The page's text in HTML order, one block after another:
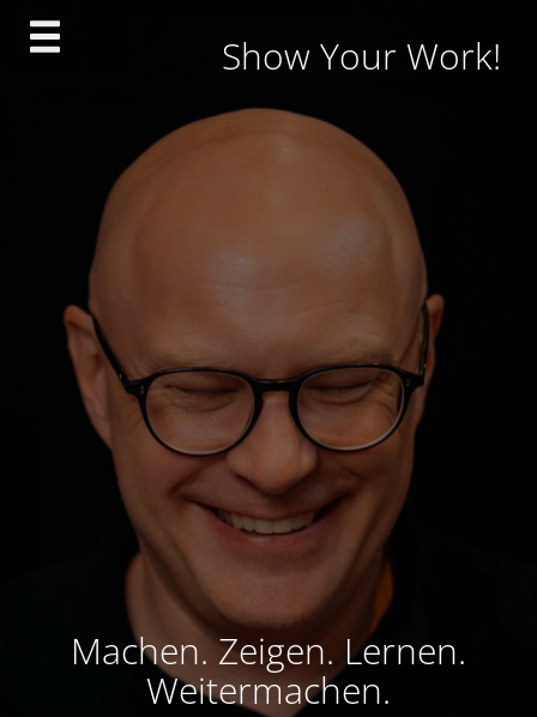
Skip
Show Your Work!
Machen. Zeigen. Lernen.
Weitermachen.